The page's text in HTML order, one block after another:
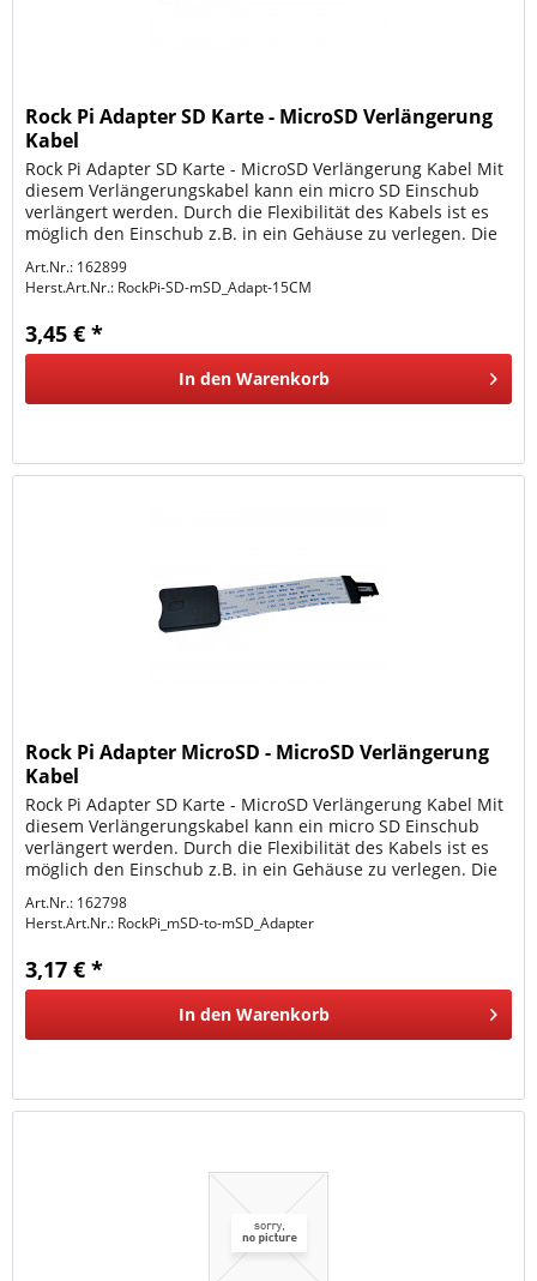
Rock Pi Adapter SD Karte - MicroSD Verlängerung
Kabel
Rock Pi Adapter SD Karte - MicroSD Verlängerung Kabel Mit
diesem Verlängerungskabel kann ein micro SD Einschub
verlängert werden. Durch die Flexibilität des Kabels ist es
möglich den Einschub z.B. in ein Gehäuse zu verlegen. Die
Art.Nr.: 162899
Herst.Art.Nr.: RockPi-SD-mSD_Adapt-15CM
3,45 € *
In den Warenkorb
Rock Pi Adapter MicroSD - MicroSD Verlängerung
Kabel
Rock Pi Adapter SD Karte - MicroSD Verlängerung Kabel Mit
diesem Verlängerungskabel kann ein micro SD Einschub
verlängert werden. Durch die Flexibilität des Kabels ist es
möglich den Einschub z.B. in ein Gehäuse zu verlegen. Die
Art.Nr.: 162798
Herst.Art.Nr.: RockPi_mSD-to-mSD_Adapter
3,17 € *
In den Warenkorb